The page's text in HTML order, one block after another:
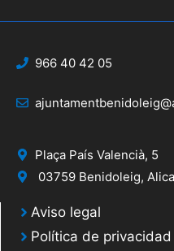
966 40 42 05
Plaça País Valencià, 5
03759 Benidoleig,
Aviso legal
Política de privacidad